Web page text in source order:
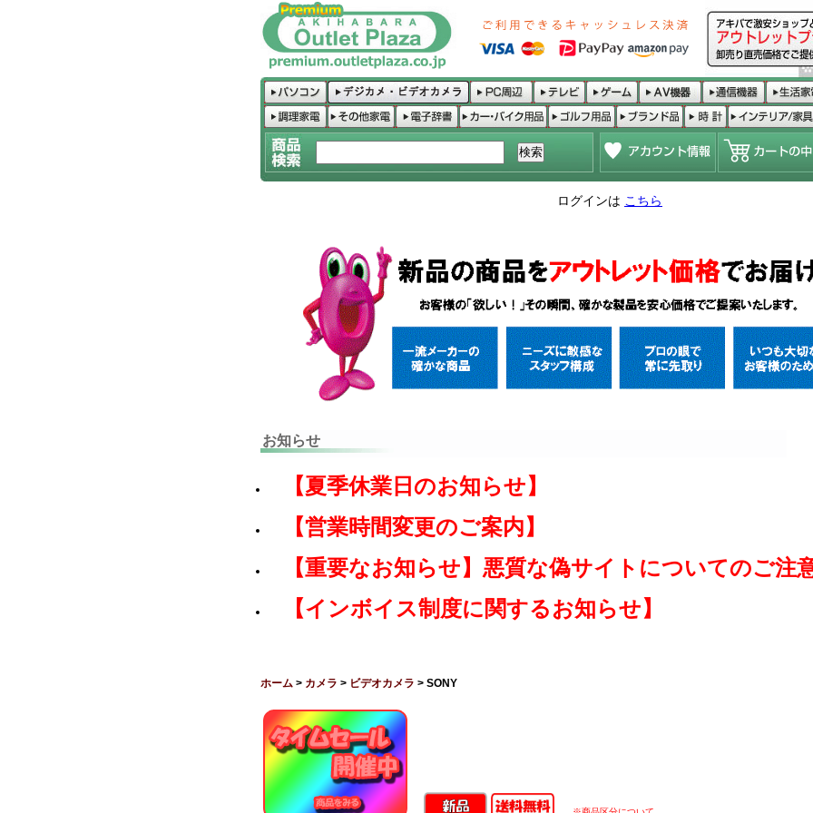
ログインは こちら
お知らせ
【夏季休業日のお知らせ】
【営業時間変更のご案内】
【重要なお知らせ】悪質な偽サイトについてのご注
【インボイス制度に関するお知らせ】
ホーム > カメラ > ビデオカメラ > SONY